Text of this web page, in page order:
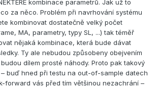
kombinace parametrů. Jak už to
za něco. Problém při navrhování systému
kombinovat dostatečně velký počet
MA, parametry, typy SL, ...) tak téměř
nějaká kombinace, která bude dávat
Ty ale nebudou způsobeny obejvením
dílem prosté náhody. Proto pak takový
buď hned při testu na out-of-sample datech
forward vás před tím většinou nezachrání –